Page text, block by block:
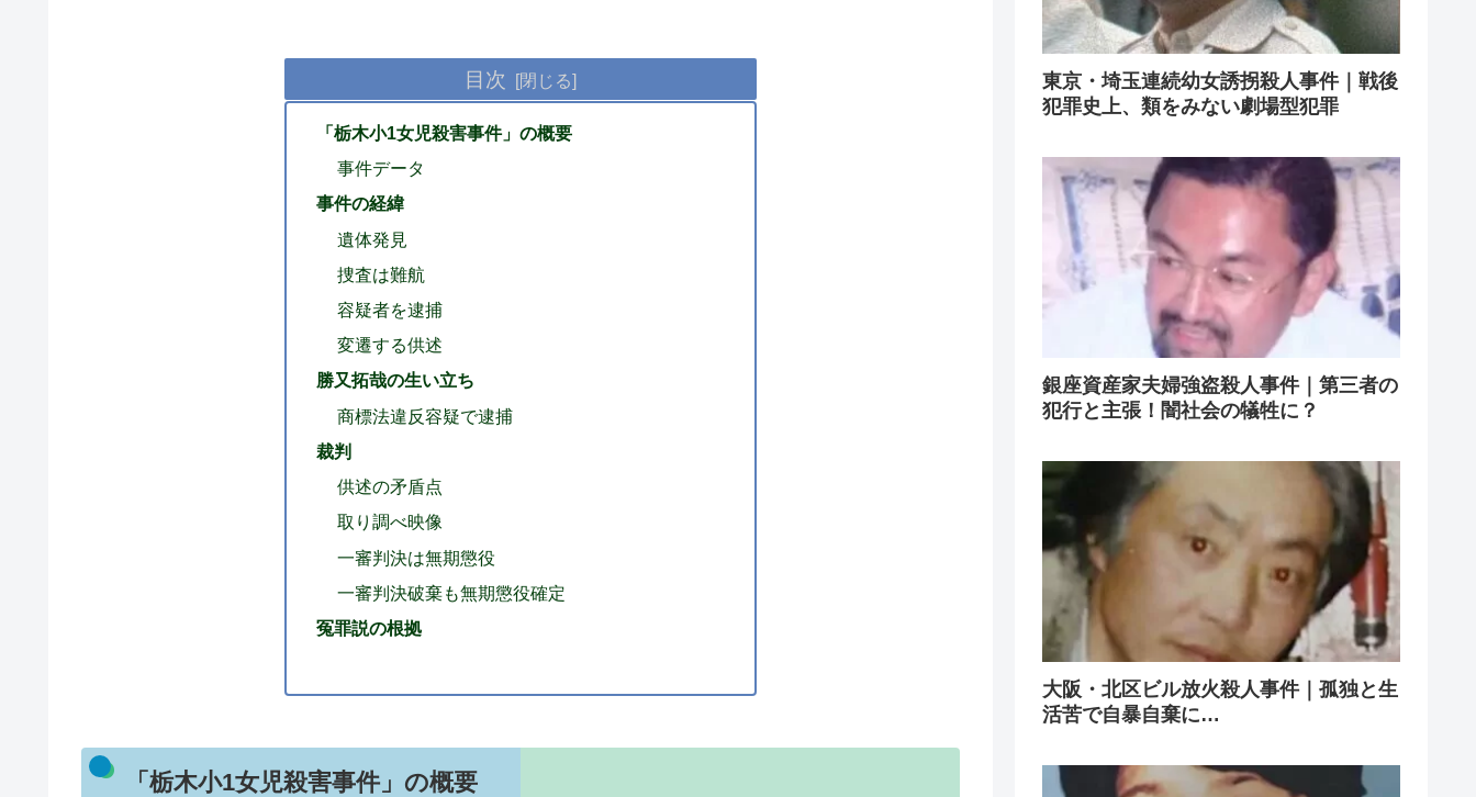
目次
「栃木小1女児殺害事件」の概要
事件データ
事件の経緯
遺体発見
捜査は難航
容疑者を逮捕
変遷する供述
勝又拓哉の生い立ち
商標法違反容疑で逮捕
裁判
供述の矛盾点
取り調べ映像
一審判決は無期懲役
一審判決破棄も無期懲役確定
冤罪説の根拠
「栃木小1女児殺害事件」の概要
東京・埼玉連続幼女誘拐殺人事件｜戦後
犯罪史上、類をみない劇場型犯罪
銀座資産家夫婦強盗殺人事件｜第三者の
犯行と主張！闇社会の犠牲に？
大阪・北区ビル放火殺人事件｜孤独と生
活苦で自暴自棄に…